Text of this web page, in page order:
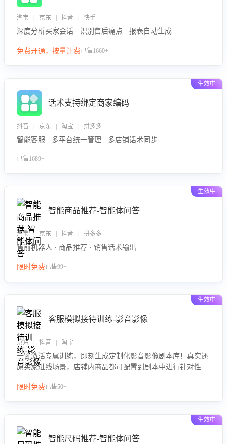
淘宝 | 京东 | 抖音 | 快手
深度分析买家会话 · 识别售后痛点 · 报表自动生成
免费开通，按量计费已售1660+
生效中
话术支持绑定商家编码
抖音 | 京东 | 淘宝 | 拼多多
智能客服 · 多平台统一管理 · 多店铺话术同步
已售1689+
生效中
智能商品推荐-智能体问答
淘宝 | 京东 | 抖音 | 拼多多
售前机器人 · 商品推荐 · 销售话术输出
限时免费已售99+
生效中
客服模拟接待训练-影音影像
京东 | 抖音 | 淘宝
一键激活专属训练，即刻生成定制化影音影像剧本库！真实还
原买家进线场景，店铺内商品都可配置到剧本中进行针对性训
即开通”，快速获取影音影像类目剧本，一键开启客服培训。
限时免费已售50+
生效中
智能尺码推荐-智能体问答